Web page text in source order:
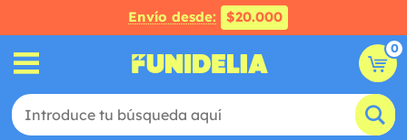
Envío desde: $20.000
0